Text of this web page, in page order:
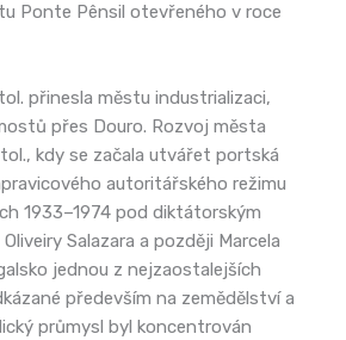
Ponte Pênsil otevřeného v roce
přinesla městu industrializaci,
přes Douro. Rozvoj města
kdy se začala utvářet portská
autoritářského režimu
1933–1974 pod diktátorským
Salazara a později Marcela
jednou z nejzaostalejších
především na zemědělství a
průmysl byl koncentrován